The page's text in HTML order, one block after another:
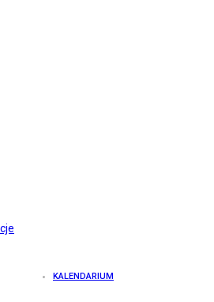
KALENDARIUM